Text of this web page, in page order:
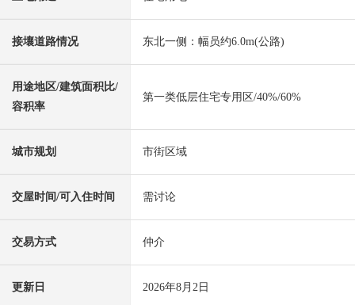
接壤道路情况 东北一侧：幅员约6.0m(公路)
用途地区/建筑面积比/
容积率
第一类低层住宅专用区/40%/60%
城市规划 市街区域
交屋时间/可入住时间 需讨论
交易方式 仲介
更新日 2026年8月2日